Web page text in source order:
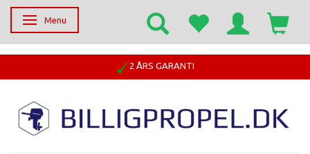
Skifte navigation
Menu
2 ÅRS GARANTI